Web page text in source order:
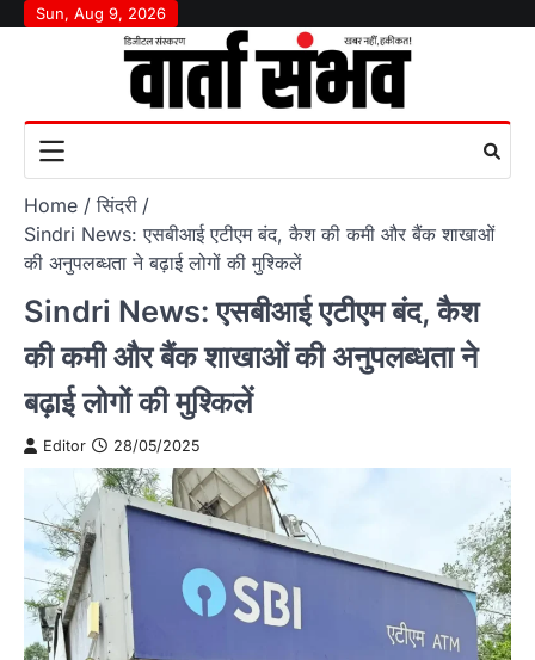
SkipSun, Aug 9, 2026
Home
सिंदरी
Sindri News: एसबीआई एटीएम बंद, कैश की कमी और बैंक शाखाओं
की अनुपलब्धता ने बढ़ाई लोगों की मुश्किलें
Sindri News: एसबीआई एटीएम बंद, कैश
की कमी और बैंक शाखाओं की अनुपलब्धता ने
बढ़ाई लोगों की मुश्किलें
Editor 28/05/2025